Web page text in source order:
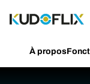
À propos